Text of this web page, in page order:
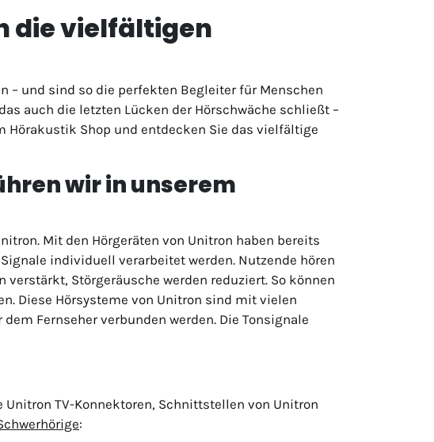
die vielfältigen
– und sind so die perfekten Begleiter für Menschen
auch die letzten Lücken der Hörschwäche schließt –
Hörakustik Shop und entdecken Sie das vielfältige
wir in unserem
Mit den Hörgeräten von Unitron haben bereits
individuell verarbeitet werden. Nutzende hören
Störgeräusche werden reduziert. So können
Diese Hörsysteme von Unitron sind mit vielen
Fernseher verbunden werden. Die Tonsignale
TV-Konnektoren, Schnittstellen von Unitron
: